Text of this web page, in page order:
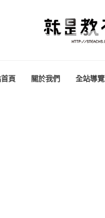
頁 關於我們 全站導覽